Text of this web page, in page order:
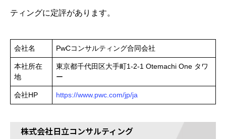
ティングに定評があります。
会社名 PwCコンサルティング合同会社
本社所在
地
東京都千代田区大手町1-2-1 Otemachi One タワ
ー
会社HP https://www.pwc.com/jp/ja
株式会社日立コンサルティング